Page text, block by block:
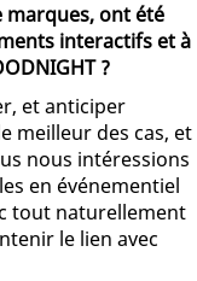
marques, ont été
interactifs et à
?
et anticiper
meilleur des cas, et
nous intéressions
en événementiel
tout naturellement
le lien avec